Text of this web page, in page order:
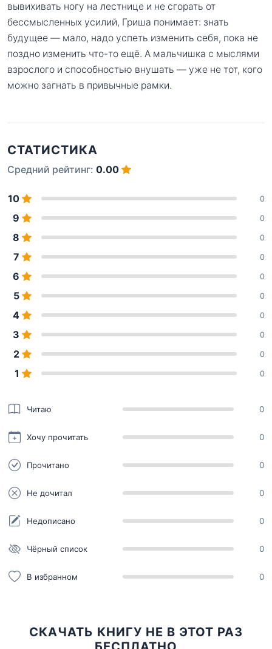
вывихивать ногу на лестнице и не сгорать от
бессмысленных усилий, Гриша понимает: знать
будущее — мало, надо успеть изменить себя, пока не
поздно изменить что-то ещё. А мальчишка с мыслями
взрослого и способностью внушать — уже не тот, кого
можно загнать в привычные рамки.
СТАТИСТИКА
Средний рейтинг: 0.00
10 0
9 0
8 0
7 0
6 0
5 0
4 0
3 0
2 0
1 0
Читаю 0
Хочу прочитать 0
Прочитано 0
Не дочитал 0
Недописано 0
Чёрный список 0
В избранном 0
СКАЧАТЬ КНИГУ НЕ В ЭТОТ РАЗ